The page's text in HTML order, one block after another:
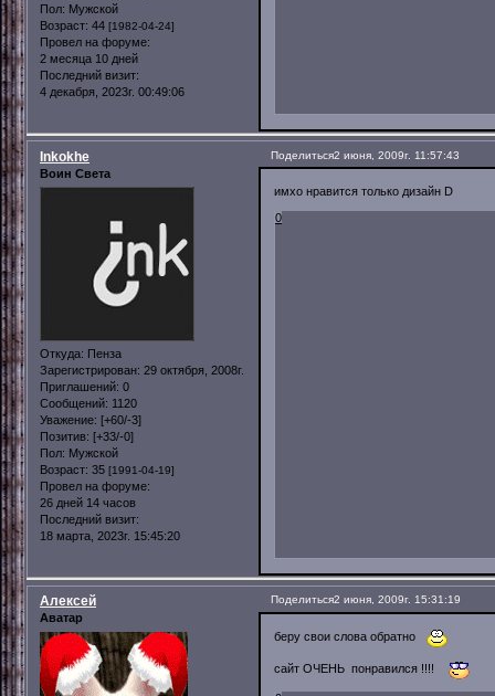
Пол: Мужской
Возраст: 44 [1982-04-24]
Провел на форуме:
2 месяца 10 дней
Последний визит:
4 декабря, 2023г. 00:49:06
Поделиться2 июня, 2009г. 11:57:43
Inkokhe
Воин Света
Откуда: Пенза
Зарегистрирован: 29 октября, 2008г.
Приглашений: 0
Сообщений: 1120
Уважение: [+60/-3]
Позитив: [+33/-0]
Пол: Мужской
Возраст: 35 [1991-04-19]
Провел на форуме:
26 дней 14 часов
Последний визит:
18 марта, 2023г. 15:45:20
имхо нравится только дизайн D
0
Поделиться2 июня, 2009г. 15:31:19
Алексей
Аватар
беру свои слова обратно
сайт ОЧЕНЬ понравился !!!!